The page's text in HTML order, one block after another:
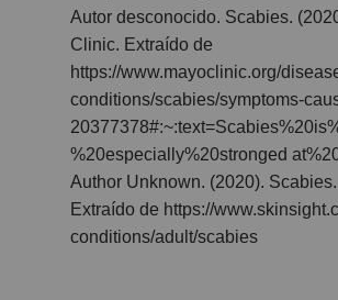
Autor desconocido. Scabies.
Clinic. Extraído de
https://www.mayoclinic.org/
conditions/scabies/symptoms-
%20especially%20stronged
Author Unknown. (2020).
Extraído de https://
conditions/adult/scabies